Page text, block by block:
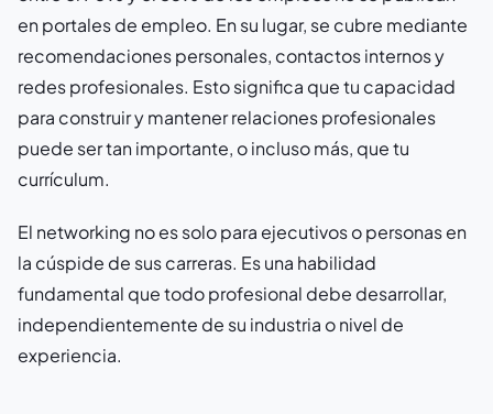
en portales de empleo. En su lugar, se cubre mediante
recomendaciones personales, contactos internos y
redes profesionales. Esto significa que tu capacidad
para construir y mantener relaciones profesionales
puede ser tan importante, o incluso más, que tu
currículum.
El networking no es solo para ejecutivos o personas en
la cúspide de sus carreras. Es una habilidad
fundamental que todo profesional debe desarrollar,
independientemente de su industria o nivel de
experiencia.